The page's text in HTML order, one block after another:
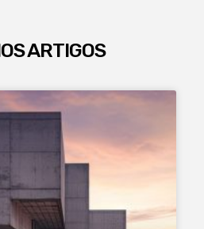
ARTIGOS